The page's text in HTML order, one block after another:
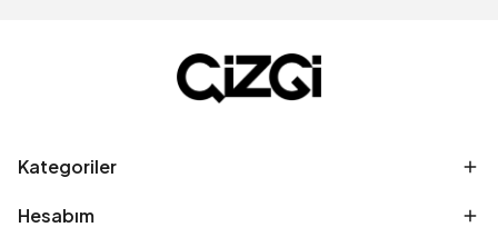
Kategoriler
Hesabım